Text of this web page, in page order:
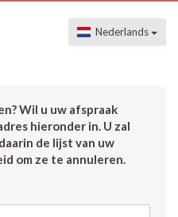
Nederlands
Wil u uw afspraak
hieronder in. U zal
de lijst van uw
om ze te annuleren.